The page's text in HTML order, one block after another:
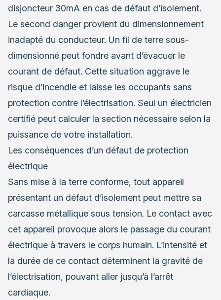
disjoncteur 30mA en cas de défaut d’isolement.
Le second danger provient du dimensionnement
inadapté du conducteur. Un fil de terre sous-
dimensionné peut fondre avant d’évacuer le
courant de défaut. Cette situation aggrave le
risque d’incendie et laisse les occupants sans
protection contre l’électrisation. Seul un électricien
certifié peut calculer la section nécessaire selon la
puissance de votre installation.
Les conséquences d’un défaut de protection
électrique
Sans mise à la terre conforme, tout appareil
présentant un défaut d’isolement peut mettre sa
carcasse métallique sous tension. Le contact avec
cet appareil provoque alors le passage du courant
électrique à travers le corps humain. L’intensité et
la durée de ce contact déterminent la gravité de
l’électrisation, pouvant aller jusqu’à l’arrêt
cardiaque.